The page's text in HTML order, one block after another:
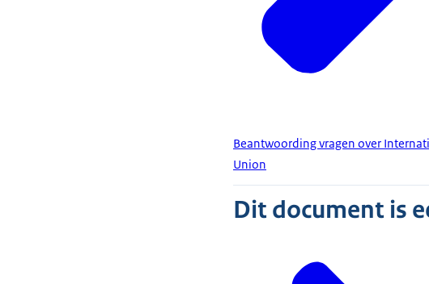
Beantwoording vragen over
Union
Dit document is